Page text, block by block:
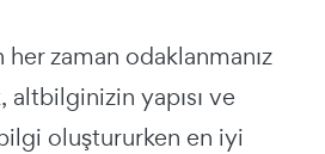
zaman odaklanmanız
yapısı ve
oluştururken en iyi